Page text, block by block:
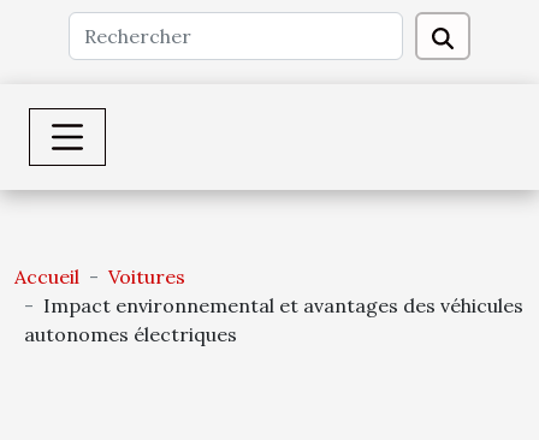
Accueil
Voitures
Impact environnemental et avantages des véhicules
autonomes électriques